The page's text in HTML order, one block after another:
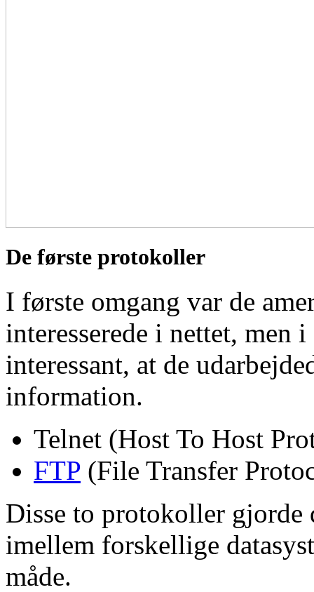
De første protokoller
I første omgang var de
interesserede i nettet, men
interessant, at de
information.
Telnet (Host To Host
FTP (File Transfer
Disse to protokoller gjorde
imellem forskellige
måde.